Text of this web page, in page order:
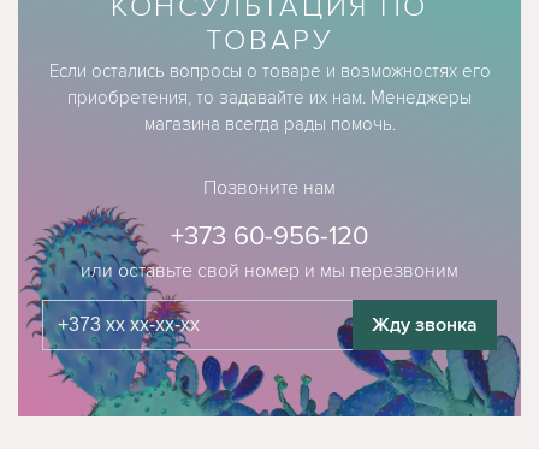
ТОВАРУ
Если остались вопросы о товаре и возможностях его
приобретения, то задавайте их нам. Менеджеры
магазина всегда рады помочь.
Позвоните нам
или оставьте свой номер и мы перезвоним
+373 60-956-120
Жду звонка